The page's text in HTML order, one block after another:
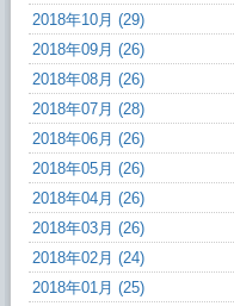
2018年10月 (29)
2018年09月 (26)
2018年08月 (26)
2018年07月 (28)
2018年06月 (26)
2018年05月 (26)
2018年04月 (26)
2018年03月 (26)
2018年02月 (24)
2018年01月 (25)